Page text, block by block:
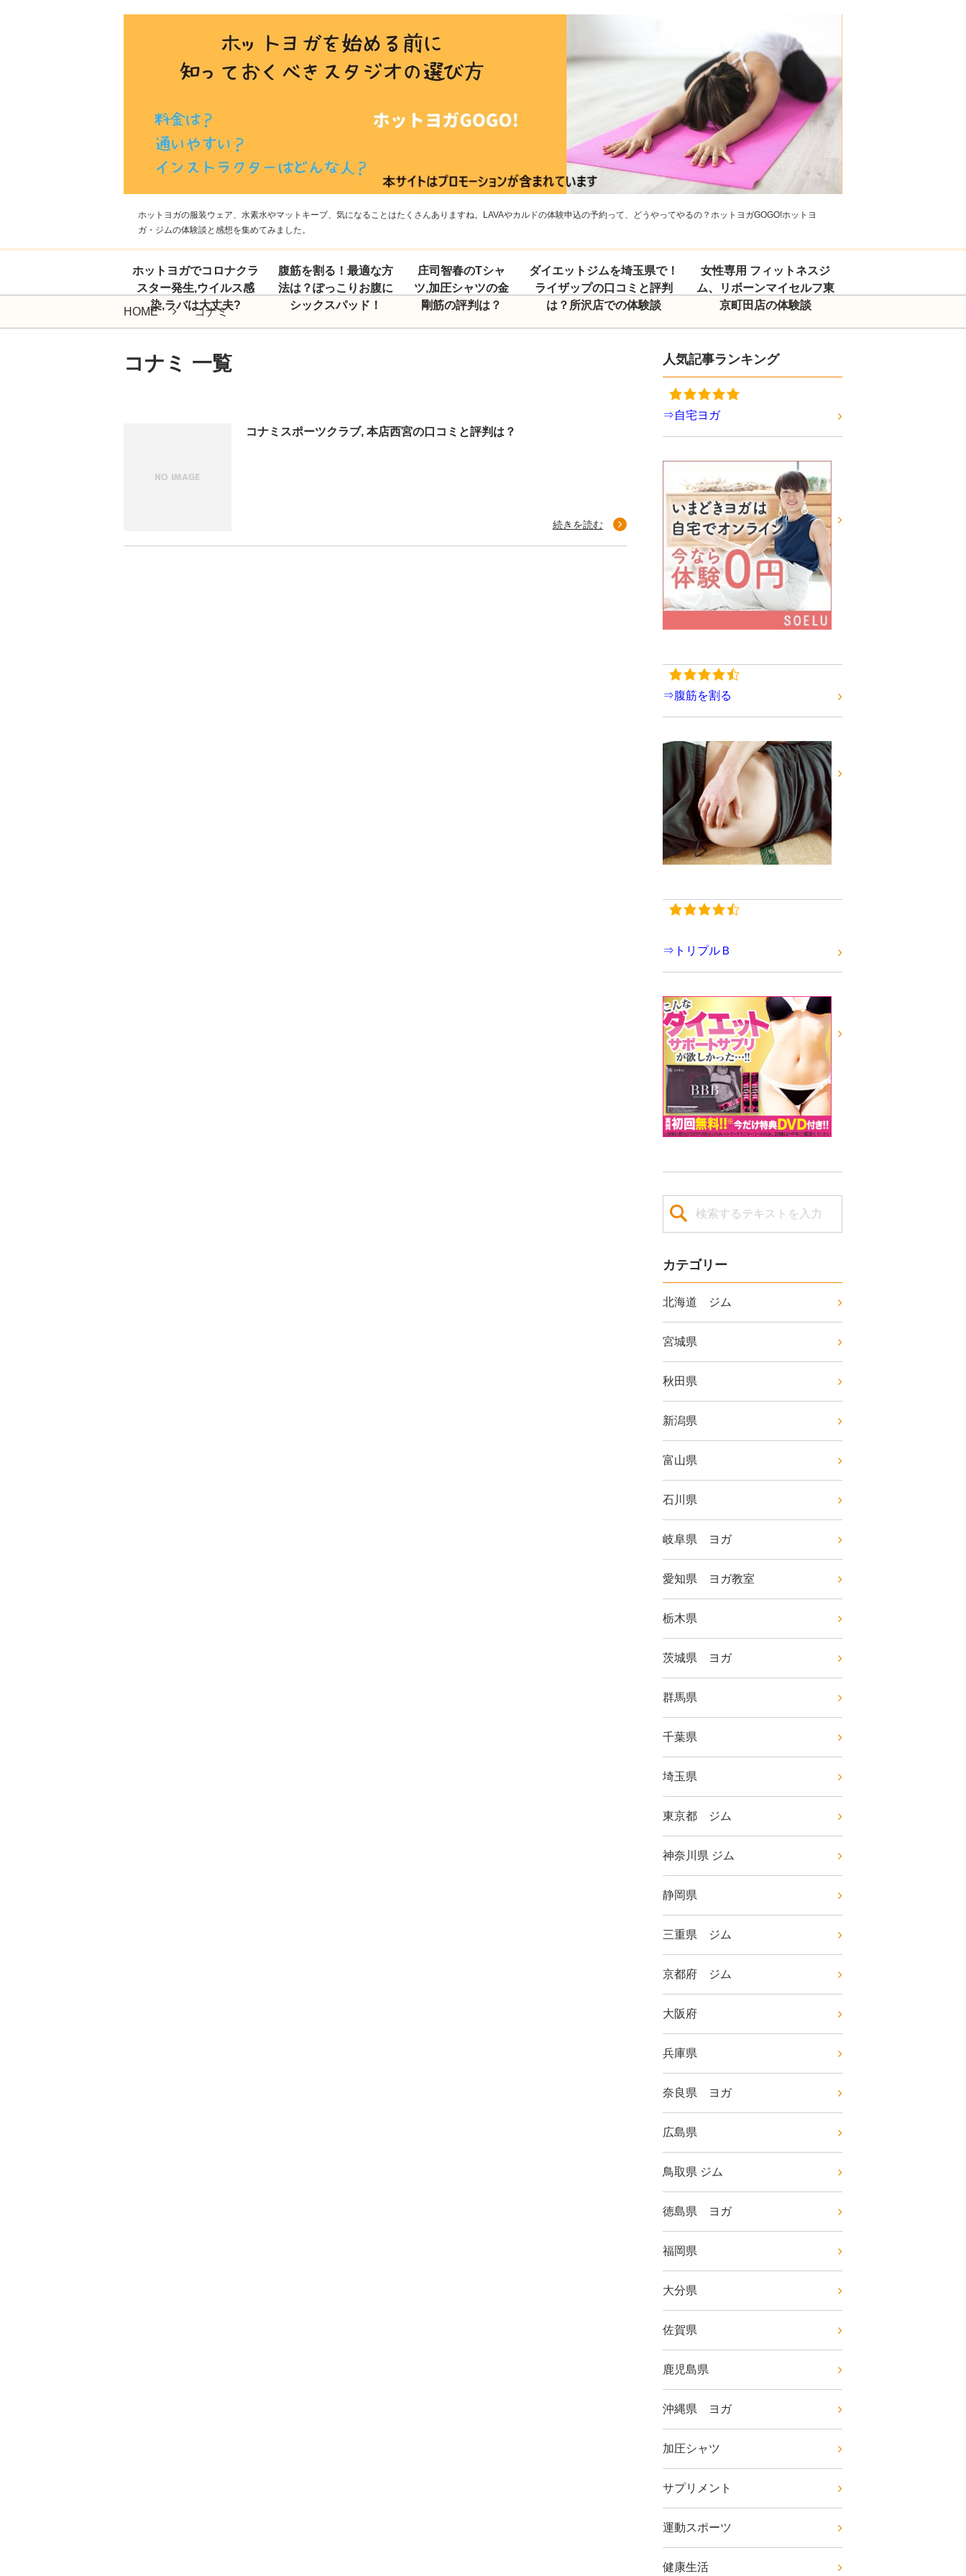
ホットヨガの服装ウェア、水素水やマットキープ、気になることはたくさんありますね。LAVAやカルドの体験申込の予約って、どうやってやるの？ホットヨガGOGO!ホットヨ
ガ・ジムの体験談と感想を集めてみました。
ホットヨガでコロナクラ
スター発生,ウイルス感
染,ラバは大丈夫?
腹筋を割る！最適な方
法は？ぽっこりお腹に
シックスパッド！
庄司智春のTシャ
ツ,加圧シャツの金
剛筋の評判は？
ダイエットジムを埼玉県で！
ライザップの口コミと評判
は？所沢店での体験談
女性専用 フィットネスジ
ム、リボーンマイセルフ東
京町田店の体験談
HOME コナミ
コナミ 一覧
コナミスポーツクラブ, 本店西宮の口コミと評判は？
続きを読む
人気記事ランキング
⇒自宅ヨガ
⇒腹筋を割る
⇒トリプルＢ
カテゴリー
北海道 ジム
宮城県
秋田県
新潟県
富山県
石川県
岐阜県 ヨガ
愛知県 ヨガ教室
栃木県
茨城県 ヨガ
群馬県
千葉県
埼玉県
東京都 ジム
神奈川県 ジム
静岡県
三重県 ジム
京都府 ジム
大阪府
兵庫県
奈良県 ヨガ
広島県
鳥取県 ジム
徳島県 ヨガ
福岡県
大分県
佐賀県
鹿児島県
沖縄県 ヨガ
加圧シャツ
サプリメント
運動スポーツ
健康生活